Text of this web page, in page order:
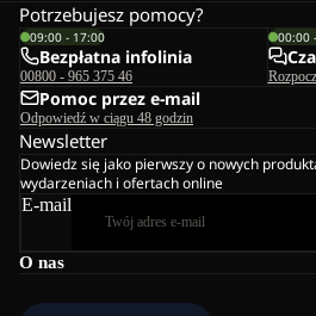
O nas
Potrzebujesz pomocy?
09:00 - 17:00
Bezpłatna infolinia
00800 - 965 375 46
00:00
Pomoc przez e-mail
Odpowiedź w ciągu 48 godzin
Newsletter
Dowiedz się jako pierwszy o nowych
wydarzeniach i ofertach online
E-mail